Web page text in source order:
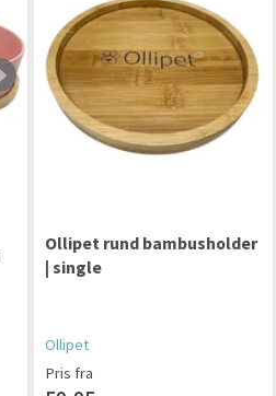
Ollipet rund bambusholder
| single
Ollipet
Pris fra